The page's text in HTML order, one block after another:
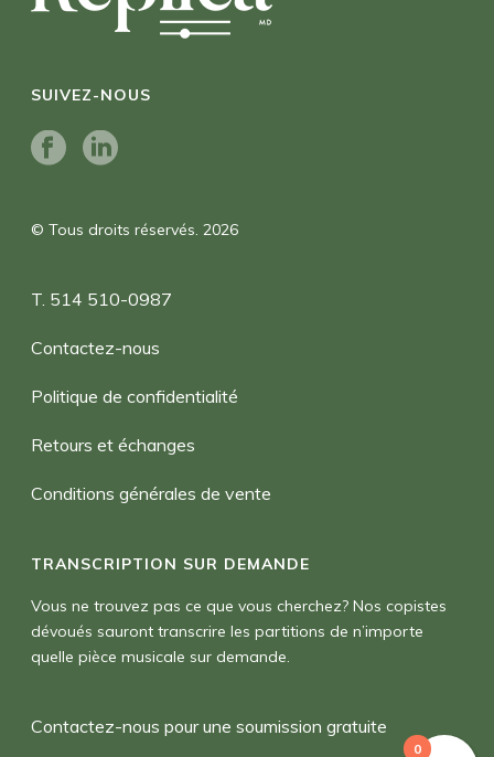
SUIVEZ-NOUS
© Tous droits réservés. 2026
T. 514 510-0987
Contactez-nous
Politique de confidentialité
Retours et échanges
Conditions générales de vente
TRANSCRIPTION SUR DEMANDE
Vous ne trouvez pas ce que vous cherchez? Nos copistes
dévoués sauront transcrire les partitions de n’importe
quelle pièce musicale sur demande.
Contactez-nous pour une soumission gratuite
0